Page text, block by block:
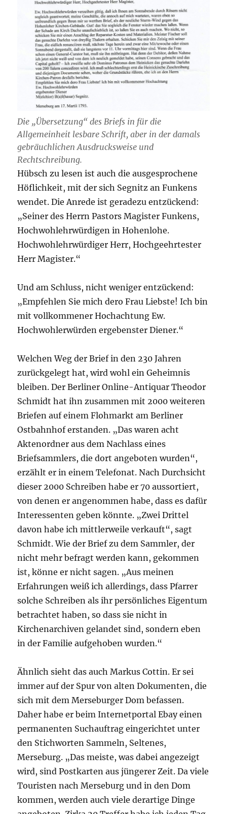
Die „Übersetzung“ des Briefs in für die
Allgemeinheit lesbare Schrift, aber in der damals
gebräuchlichen Ausdrucksweise und
Rechtschreibung.
Hübsch zu lesen ist auch die ausgesprochene
Höflichkeit, mit der sich Segnitz an Funkens
wendet. Die Anrede ist geradezu entzückend:
„Seiner des Herrn Pastors Magister Funkens,
Hochwohlehrwürdigen in Hohenlohe.
Hochwohlehrwürdiger Herr, Hochgeehrtester
Herr Magister.“
Und am Schluss, nicht weniger entzückend:
„Empfehlen Sie mich dero Frau Liebste! Ich bin
mit vollkommener Hochachtung Ew.
Hochwohlerwürden ergebenster Diener.“
Welchen Weg der Brief in den 230 Jahren
zurückgelegt hat, wird wohl ein Geheimnis
bleiben. Der Berliner Online-Antiquar Theodor
Schmidt hat ihn zusammen mit 2000 weiteren
Briefen auf einem Flohmarkt am Berliner
Ostbahnhof erstanden. „Das waren acht
Aktenordner aus dem Nachlass eines
Briefsammlers, die dort angeboten wurden“,
erzählt er in einem Telefonat. Nach Durchsicht
dieser 2000 Schreiben habe er 70 aussortiert,
von denen er angenommen habe, dass es dafür
Interessenten geben könnte. „Zwei Drittel
davon habe ich mittlerweile verkauft“, sagt
Schmidt. Wie der Brief zu dem Sammler, der
nicht mehr befragt werden kann, gekommen
ist, könne er nicht sagen. „Aus meinen
Erfahrungen weiß ich allerdings, dass Pfarrer
solche Schreiben als ihr persönliches Eigentum
betrachtet haben, so dass sie nicht in
Kirchenarchiven gelandet sind, sondern eben
in der Familie aufgehoben wurden.“
Ähnlich sieht das auch Markus Cottin. Er sei
immer auf der Spur von alten Dokumenten, die
sich mit dem Merseburger Dom befassen.
Daher habe er beim Internetportal Ebay einen
permanenten Suchauftrag eingerichtet unter
den Stichworten Sammeln, Seltenes,
Merseburg. „Das meiste, was dabei angezeigt
wird, sind Postkarten aus jüngerer Zeit. Da viele
Touristen nach Merseburg und in den Dom
kommen, werden auch viele derartige Dinge